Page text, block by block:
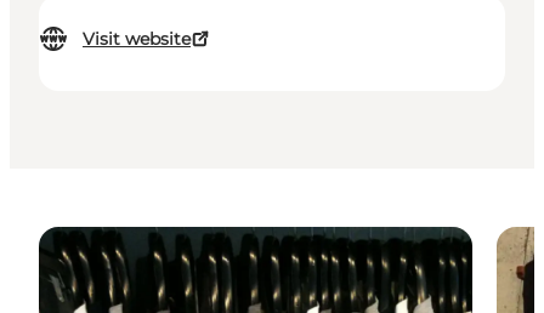
Visit website